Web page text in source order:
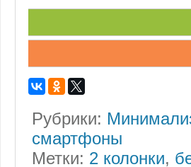
Рубрики:
смартфоны
Метки: 2 колонки,